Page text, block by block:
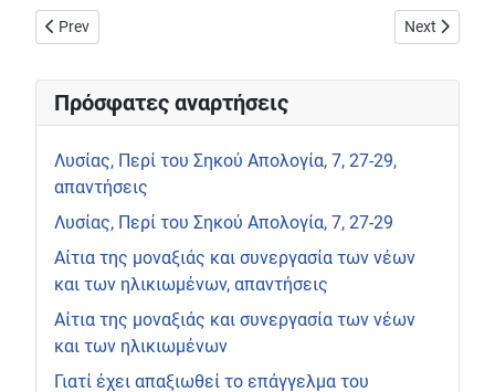
Πρόσφατες αναρτήσεις
Λυσίας, Περί του Σηκού Απολογία, 7, 27-29,
απαντήσεις
Λυσίας, Περί του Σηκού Απολογία, 7, 27-29
Αίτια της μοναξιάς και συνεργασία των νέων
και των ηλικιωμένων, απαντήσεις
Αίτια της μοναξιάς και συνεργασία των νέων
και των ηλικιωμένων
Γιατί έχει απαξιωθεί το επάγγελμα του
Previous article: Ο Ράμα, ο Τάνταλος και η Χειμάρρα
Prev Next article:
Next